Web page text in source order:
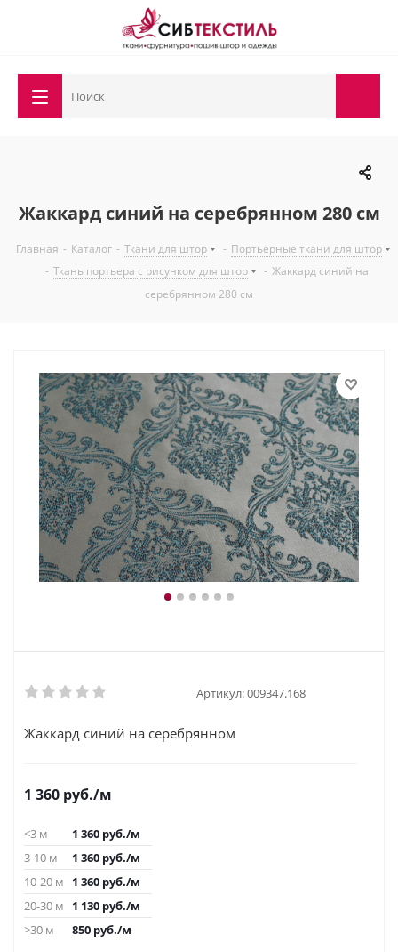
Жаккард синий на серебрянном 280 см
Главная - Каталог - Ткани для штор - Портьерные ткани для штор
- Ткань портьера с рисунком для штор - Жаккард синий на
серебрянном 280 см
Артикул:009347.168
Жаккард синий на серебрянном
1 360 руб./м
<3 м 1 360 руб./м
3-10 м
1 360 руб./м
10-20 м
1 360 руб./м
20-30 м
1 130 руб./м
>30 м
850 руб./м